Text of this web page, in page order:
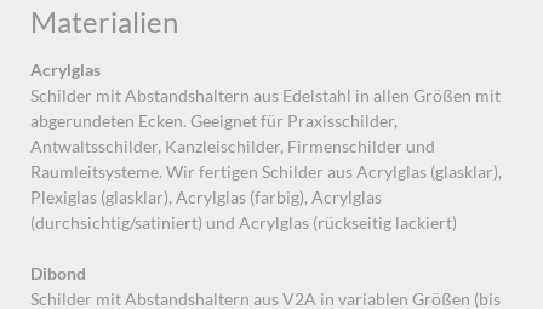
Materialien
Acrylglas
Schilder mit Abstandshaltern aus Edelstahl in allen Größen mit
abgerundeten Ecken. Geeignet für Praxisschilder,
Antwaltsschilder, Kanzleischilder, Firmenschilder und
Raumleitsysteme. Wir fertigen Schilder aus Acrylglas (glasklar),
Plexiglas (glasklar), Acrylglas (farbig), Acrylglas
(durchsichtig/satiniert) und Acrylglas (rückseitig lackiert)
Dibond
Schilder mit Abstandshaltern aus V2A in variablen Größen (bis